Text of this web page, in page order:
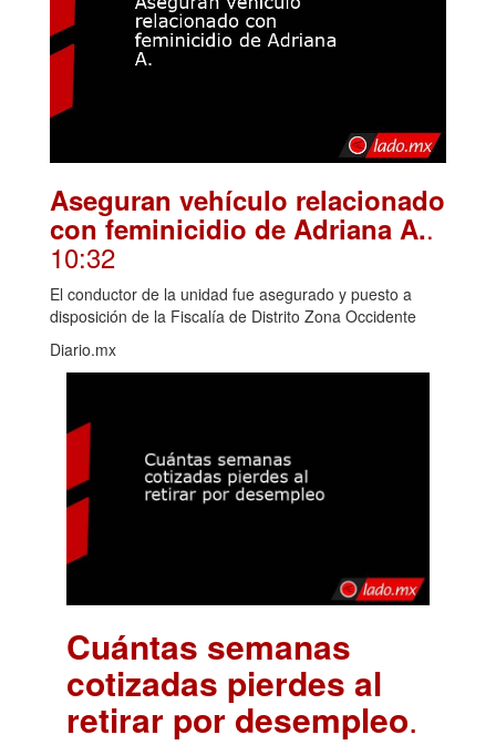
Aseguran vehículo relacionado
con feminicidio de Adriana A..
10:32
El conductor de la unidad fue asegurado y puesto a
disposición de la Fiscalía de Distrito Zona Occidente
Diario.mx
Cuántas semanas
cotizadas pierdes al
retirar por desempleo.